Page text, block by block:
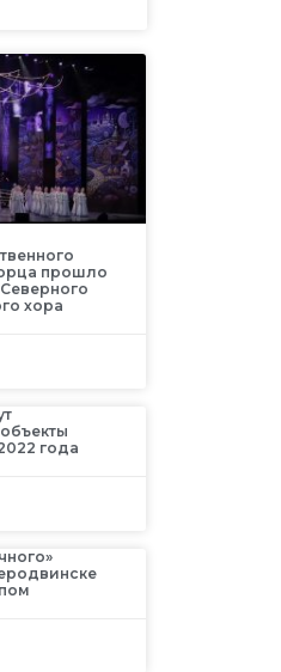
прошло
хора
года